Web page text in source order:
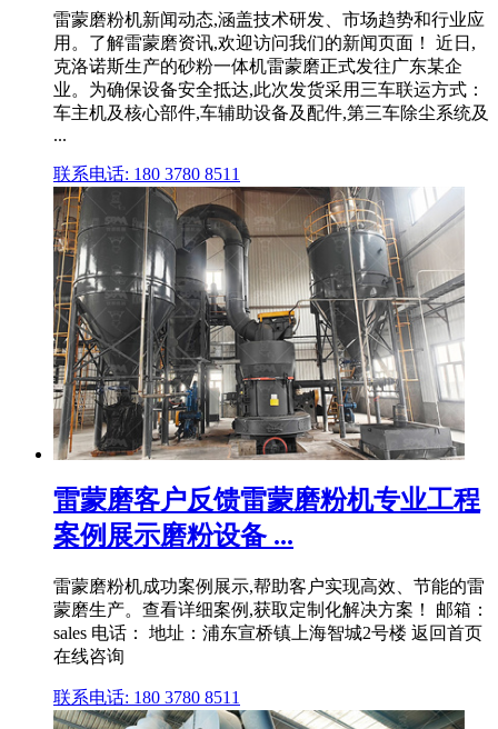
雷蒙磨粉机新闻动态,涵盖技术研发、市场趋势和行业应
用。了解雷蒙磨资讯,欢迎访问我们的新闻页面！ 近日,
克洛诺斯生产的砂粉一体机雷蒙磨正式发往广东某企
业。为确保设备安全抵达,此次发货采用三车联运方式：
车主机及核心部件,车辅助设备及配件,第三车除尘系统及
...
联系电话: 180 3780 8511
雷蒙磨客户反馈雷蒙磨粉机专业工程
案例展示磨粉设备 ...
雷蒙磨粉机成功案例展示,帮助客户实现高效、节能的雷
蒙磨生产。查看详细案例,获取定制化解决方案！ 邮箱：
sales 电话： 地址：浦东宣桥镇上海智城2号楼 返回首页
在线咨询
联系电话: 180 3780 8511